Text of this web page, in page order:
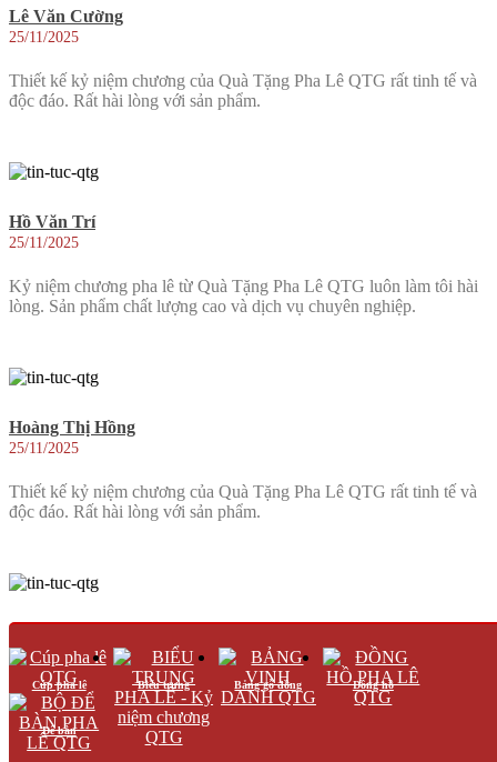
Lê Văn Cường
25/11/2025
Thiết kế kỷ niệm chương của Quà Tặng Pha Lê QTG rất tinh tế và
độc đáo. Rất hài lòng với sản phẩm.
Hồ Văn Trí
25/11/2025
Kỷ niệm chương pha lê từ Quà Tặng Pha Lê QTG luôn làm tôi hài
lòng. Sản phẩm chất lượng cao và dịch vụ chuyên nghiệp.
Hoàng Thị Hồng
25/11/2025
Thiết kế kỷ niệm chương của Quà Tặng Pha Lê QTG rất tinh tế và
độc đáo. Rất hài lòng với sản phẩm.
Hoàng Thị Bảo
25/11/2025
Thiết kế kỷ niệm chương của Quà Tặng Pha Lê QTG rất tinh tế và
độc đáo. Rất hài lòng với sản phẩm.
Cúp pha lê Biểu trưng Bảng gỗ đồng Đồng hồ
Để bàn